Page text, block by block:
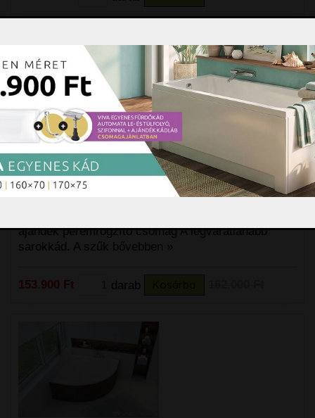
M-Acryl Ida 120x120 cm akril
sarokkád + ajándék vízszintező
kádláb és peremrögzítő csomag
ajándék peremrögzítő csomag A legváratlanabb
sarokkád. A szűk bővebben »
153.900 Ft darab